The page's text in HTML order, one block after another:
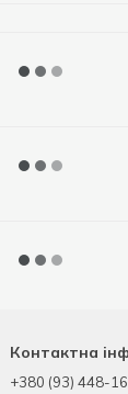
Контактна
+380 (93) 448-